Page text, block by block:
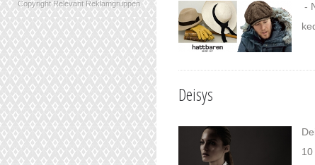
Copyright Relevant Reklamgruppen
-
Deisys